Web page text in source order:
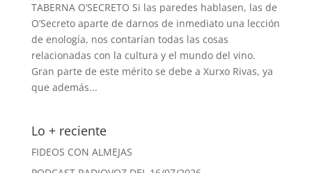
TABERNA O’SECRETO Si las paredes hablasen, las de
O’Secreto aparte de darnos de inmediato una lección
de enología, nos contarían todas las cosas
relacionadas con la cultura y el mundo del vino.
Gran parte de este mérito se debe a Xurxo Rivas, ya
que además...
Lo + reciente
FIDEOS CON ALMEJAS